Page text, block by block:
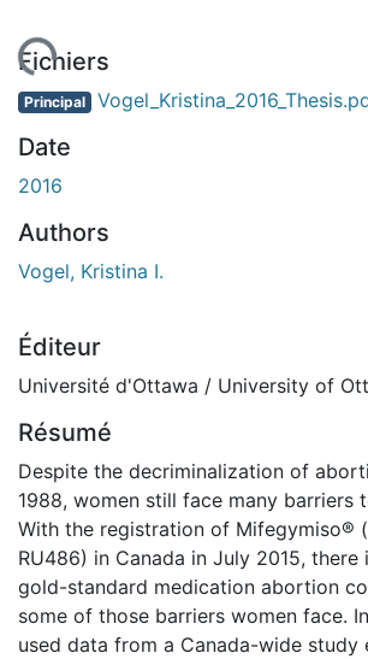
Fichiers
Principal
Date
2016
Authors
Vogel, Kristina I.
Éditeur
Université d'Ottawa / University of
Résumé
Despite the decriminalization of
1988, women still face many barriers
With the registration of Mifegymiso®
RU486) in Canada in July 2015,
gold-standard medication abortion
some of those barriers women face.
used data from a Canada-wide study